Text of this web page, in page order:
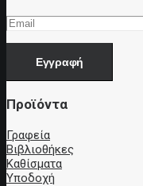
Προϊόντα
Γραφεία
Βιβλιοθήκες
Καθίσματα
Υποδοχή